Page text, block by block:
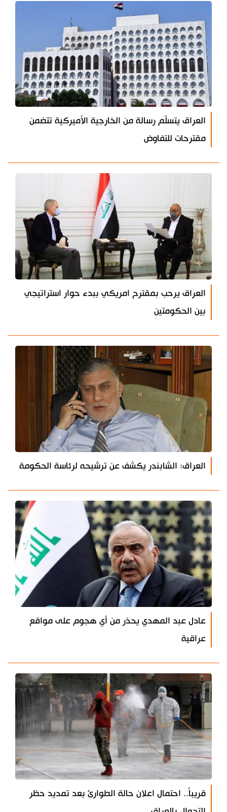
العراق يتسلّم رسالة من الخارجية الأميركية تتضمن
مقترحات للتفاوض
العراق يرحب بمقترح امريكي ببدء حوار استراتيجي
بين الحكومتين
العراق: الشابندر يكشف عن ترشيحه لرئاسة الحكومة
عادل عبد المهدي يحذر من أي هجوم على مواقع
عراقية
قريباً.. احتمال اعلان حالة الطوارئ بعد تمديد حظر